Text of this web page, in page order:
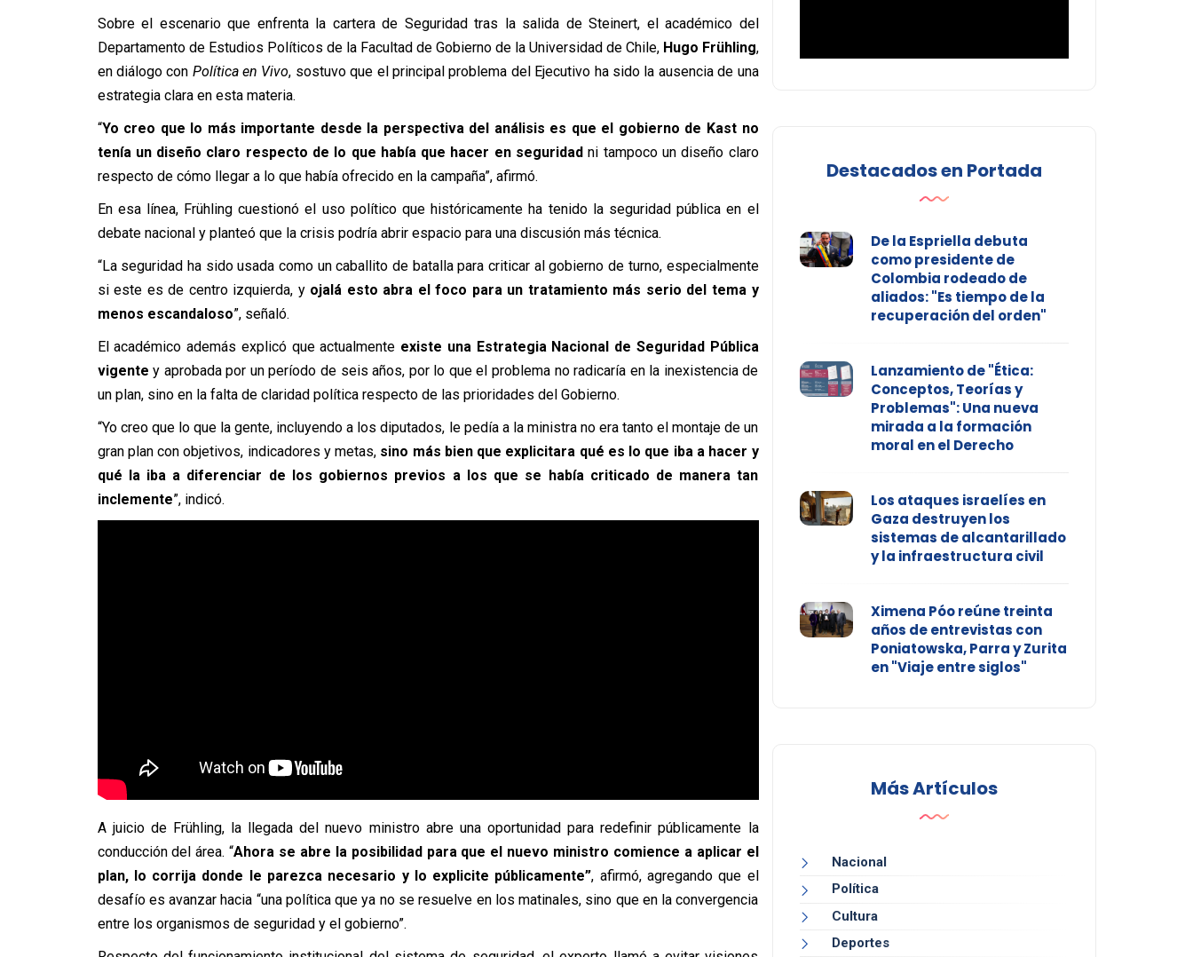
Sobre el escenario que enfrenta la cartera de Seguridad tras la salida de Steinert, el académico del
Departamento de Estudios Políticos de la Facultad de Gobierno de la Universidad de Chile, Hugo Frühling,
en diálogo con Política en Vivo, sostuvo que el principal problema del Ejecutivo ha sido la ausencia de una
estrategia clara en esta materia.
“Yo creo que lo más importante desde la perspectiva del análisis es que el gobierno de Kast no
tenía un diseño claro respecto de lo que había que hacer en seguridad ni tampoco un diseño claro
respecto de cómo llegar a lo que había ofrecido en la campaña”, afirmó.
En esa línea, Frühling cuestionó el uso político que históricamente ha tenido la seguridad pública en el
debate nacional y planteó que la crisis podría abrir espacio para una discusión más técnica.
“La seguridad ha sido usada como un caballito de batalla para criticar al gobierno de turno, especialmente
si este es de centro izquierda, y ojalá esto abra el foco para un tratamiento más serio del tema y
menos escandaloso”, señaló.
El académico además explicó que actualmente existe una Estrategia Nacional de Seguridad Pública
vigente y aprobada por un período de seis años, por lo que el problema no radicaría en la inexistencia de
un plan, sino en la falta de claridad política respecto de las prioridades del Gobierno.
“Yo creo que lo que la gente, incluyendo a los diputados, le pedía a la ministra no era tanto el montaje de un
gran plan con objetivos, indicadores y metas, sino más bien que explicitara qué es lo que iba a hacer y
qué la iba a diferenciar de los gobiernos previos a los que se había criticado de manera tan
inclemente”, indicó.
A juicio de Frühling, la llegada del nuevo ministro abre una oportunidad para redefinir públicamente la
conducción del área. “Ahora se abre la posibilidad para que el nuevo ministro comience a aplicar el
plan, lo corrija donde le parezca necesario y lo explicite públicamente”, afirmó, agregando que el
desafío es avanzar hacia “una política que ya no se resuelve en los matinales, sino que en la convergencia
entre los organismos de seguridad y el gobierno”.
Destacados en Portada
De la Espriella debuta
como presidente de
Colombia rodeado de
aliados: "Es tiempo de la
recuperación del orden"
Lanzamiento de "Ética:
Conceptos, Teorías y
Problemas": Una nueva
mirada a la formación
moral en el Derecho
Los ataques israelíes en
Gaza destruyen los
sistemas de alcantarillado
y la infraestructura civil
Ximena Póo reúne treinta
años de entrevistas con
Poniatowska, Parra y Zurita
en "Viaje entre siglos"
Más Artículos
Nacional
Política
Cultura
Deportes